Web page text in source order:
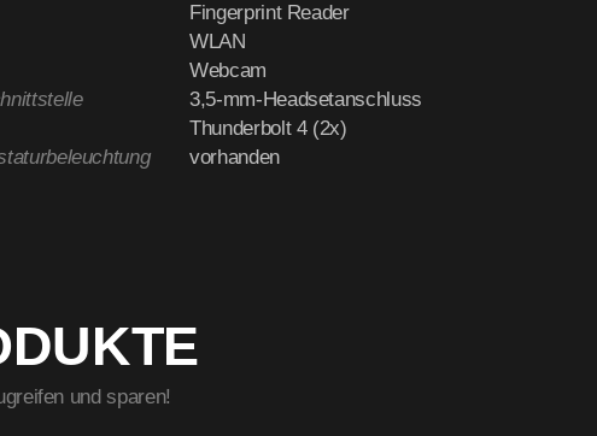
Fingerprint Reader
WLAN
Webcam
3,5-mm-Headsetanschluss
Thunderbolt 4 (2x)
vorhanden
und sparen!